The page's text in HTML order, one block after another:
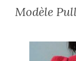
Modèle